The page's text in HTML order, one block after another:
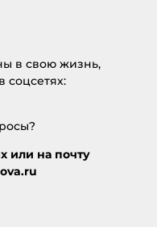
в свою жизнь,
соцсетях:
или на почту